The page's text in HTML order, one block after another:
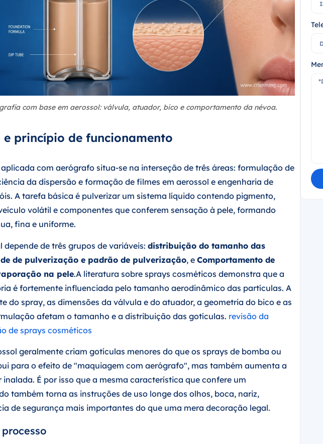
com base em aerossol: válvula, atuador, bico e comportamento da névoa.
e princípio de funcionamento
com aerógrafo situa-se na interseção de três áreas: formulação de
da dispersão e formação de filmes em aerossol e engenharia de
A tarefa básica é pulverizar um sistema líquido contendo pigmento,
volátil e componentes que conferem sensação à pele, formando
fina e uniforme.
de três grupos de variáveis: distribuição do tamanho das
de pulverização e padrão de pulverização, e Comportamento de
na pele.A literatura sobre sprays cosméticos demonstra que a
é fortemente influenciada pelo tamanho aerodinâmico das partículas. A
do spray, as dimensões da válvula e do atuador, a geometria do bico e as
afetam o tamanho e a distribuição das gotículas. revisão da
de sprays cosméticos
geralmente criam gotículas menores do que os sprays de bomba ou
para o efeito de "maquiagem com aerógrafo", mas também aumenta a
inalada. É por isso que a mesma característica que confere um
também torna as instruções de uso longe dos olhos, boca, nariz,
de segurança mais importantes do que uma mera decoração legal.